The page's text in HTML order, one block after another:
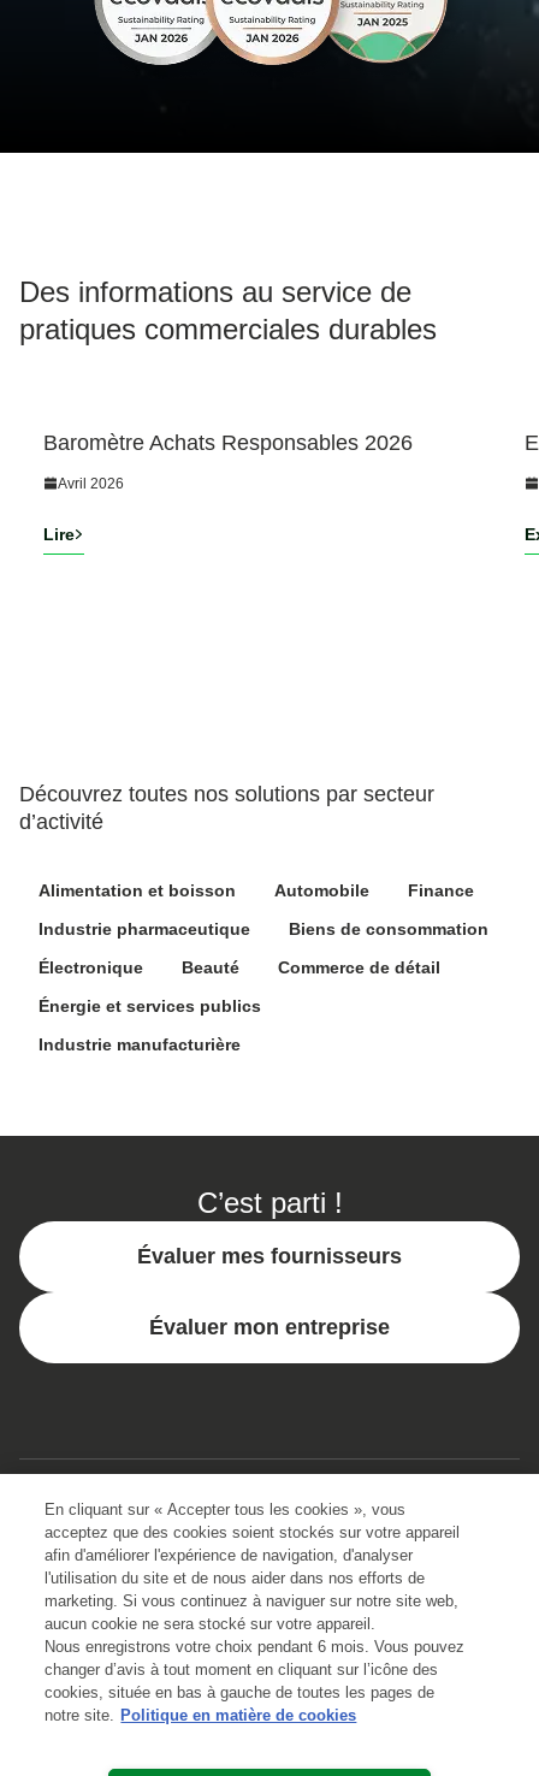
Des informations au service de
pratiques commerciales durables
Baromètre Achats Responsables 2026
Avril 2026
Lire
Découvrez toutes nos solutions par secteur
d’activité
Alimentation et boisson Automobile
Finance
Industrie pharmaceutique
Biens de consommation
Électronique
Beauté
Commerce de détail
Énergie et services publics
Industrie manufacturière
C’est parti !
Évaluer mes fournisseurs
Évaluer mon entreprise
Plateforme d’analyse RSE
Gestion des émissions carbone du Scope 3
Notations RSE fiables
Engagement direct des travailleurs
Vue d’ensemble de la gestion des risques
Communication et cartographie des risques
Fournisseurs
Importance d’une notation
Médailles et distinctions
Principes de la notation EcoVadis Ratings
Commencer une évaluation
EcoVadis Academy
Ressources
Centre d’aide
Témoignages clients
Centre de ressources
Livres blancs
Entreprise
À propos de nous
Nous contacter
En cliquant sur « Accepter tous les cookies », vous
acceptez que des cookies soient stockés sur votre appareil
afin d'améliorer l'expérience de navigation, d'analyser
l'utilisation du site et de nous aider dans nos efforts de
marketing. Si vous continuez à naviguer sur notre site web,
aucun cookie ne sera stocké sur votre appareil.
Nous enregistrons votre choix pendant 6 mois. Vous pouvez
changer d’avis à tout moment en cliquant sur l’icône des
cookies, située en bas à gauche de toutes les pages de
notre site. Politique en matière de cookies